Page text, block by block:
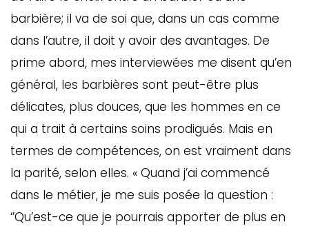
barbière; il va de soi que, dans un cas comme
dans l’autre, il doit y avoir des avantages. De
prime abord, mes interviewées me disent qu’en
général, les barbières sont peut-être plus
délicates, plus douces, que les hommes en ce
qui a trait à certains soins prodigués. Mais en
termes de compétences, on est vraiment dans
la parité, selon elles. « Quand j’ai commencé
dans le métier, je me suis posée la question :
‘’Qu’est-ce que je pourrais apporter de plus en